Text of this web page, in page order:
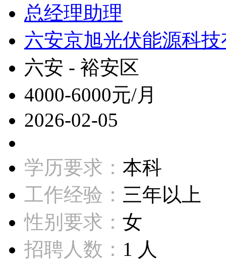
总经理助理
六安京旭光伏能源科
六安 - 裕安区
4000-6000元/月
2026-02-05
学历要求： 本科
工作经验： 三年以上
性别要求： 女
招聘人数： 1 人